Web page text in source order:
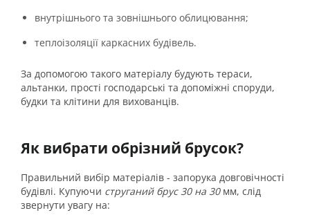
внутрішнього та зовнішнього облицювання;
теплоізоляції каркасних будівель.
За допомогою такого матеріалу будують тераси,
альтанки, прості господарські та допоміжні споруди,
будки та клітини для вихованців.
Як вибрати обрізний брусок?
Правильний вибір матеріалів - запорука довговічності
будівлі. Купуючи струганий брус 30 на 30 мм, слід
звернути увагу на: